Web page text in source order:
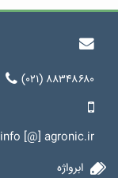
(۰۲۱) ۸۸۳۴۸۶۸۰
info [@] agronic.ir
ابرواژه